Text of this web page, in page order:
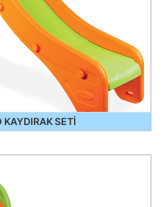
KAYDIRAK SETİ